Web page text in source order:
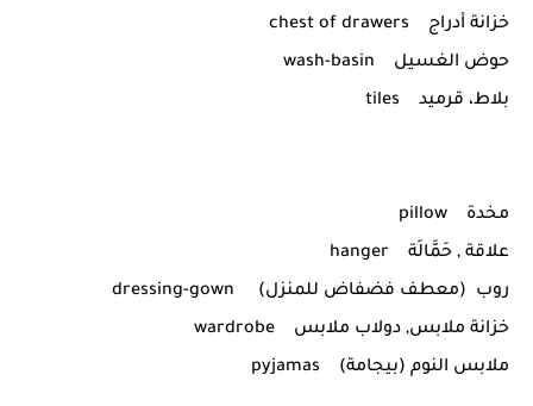
خزانة أدراج chest of drawers
حوض الغسيل wash-basin
بلاط، قرميد tiles
مخدة pillow
علاقة , حَمَّالَة hanger
روب (معطف فضفاض للمنزل) dressing-gown
خزانة ملابس, دولاب ملابس wardrobe
ملابس النوم (بيجامة) pyjamas